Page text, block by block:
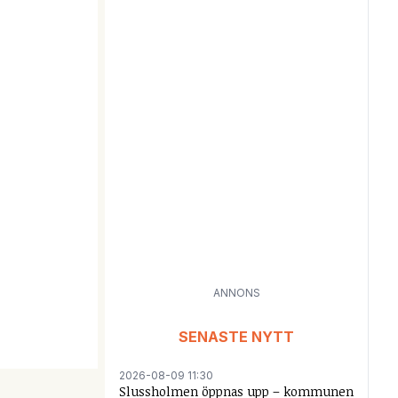
ANNONS
SENASTE NYTT
2026-08-09 11:30
Slussholmen öppnas upp – kommunen